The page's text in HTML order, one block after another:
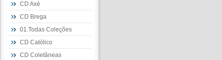
CD Axé
CD Brega
01.Todas Coleções
CD Católico
CD Coletâneas